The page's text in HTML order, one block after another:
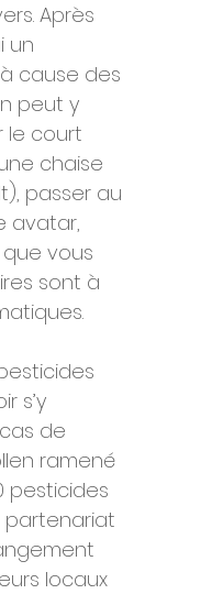
Après
un
cause des
peut y
le court
chaise
passer au
avatar,
vous
sont à
s’y
de
ramené
pesticides
partenariat
locaux